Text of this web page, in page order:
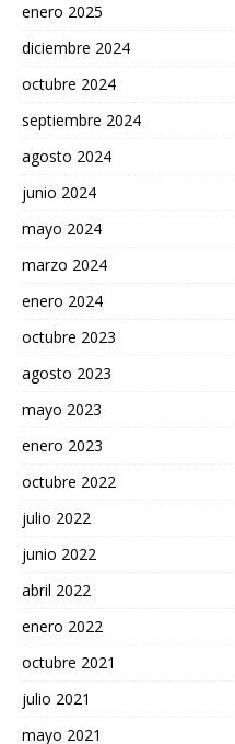
enero 2025
diciembre 2024
octubre 2024
septiembre 2024
agosto 2024
junio 2024
mayo 2024
marzo 2024
enero 2024
octubre 2023
agosto 2023
mayo 2023
enero 2023
octubre 2022
julio 2022
junio 2022
abril 2022
enero 2022
octubre 2021
julio 2021
mayo 2021